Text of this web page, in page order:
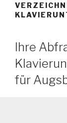
Ihre
für